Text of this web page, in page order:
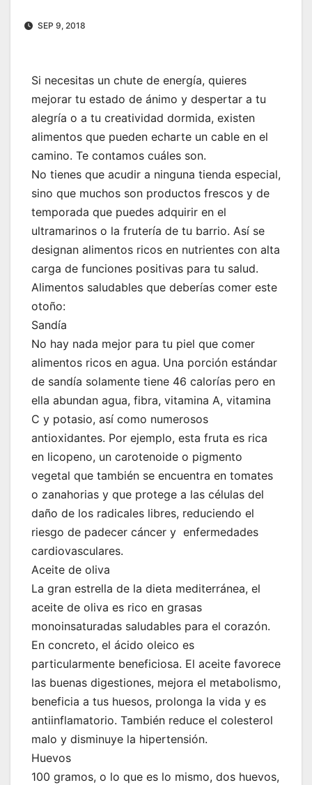
SEP 9, 2018
Si necesitas un chute de energía, quieres
mejorar tu estado de ánimo y despertar a tu
alegría o a tu creatividad dormida, existen
alimentos que pueden echarte un cable en el
camino. Te contamos cuáles son.
No tienes que acudir a ninguna tienda especial,
sino que muchos son productos frescos y de
temporada que puedes adquirir en el
ultramarinos o la frutería de tu barrio. Así se
designan alimentos ricos en nutrientes con alta
carga de funciones positivas para tu salud.
Alimentos saludables que deberías comer este
otoño:
Sandía
No hay nada mejor para tu piel que comer
alimentos ricos en agua. Una porción estándar
de sandía solamente tiene 46 calorías pero en
ella abundan agua, fibra, vitamina A, vitamina
C y potasio, así como numerosos
antioxidantes. Por ejemplo, esta fruta es rica
en licopeno, un carotenoide o pigmento
vegetal que también se encuentra en tomates
o zanahorias y que protege a las células del
daño de los radicales libres, reduciendo el
riesgo de padecer cáncer y enfermedades
cardiovasculares.
Aceite de oliva
La gran estrella de la dieta mediterránea, el
aceite de oliva es rico en grasas
monoinsaturadas saludables para el corazón.
En concreto, el ácido oleico es
particularmente beneficiosa. El aceite favorece
las buenas digestiones, mejora el metabolismo,
beneficia a tus huesos, prolonga la vida y es
antiinflamatorio. También reduce el colesterol
malo y disminuye la hipertensión.
Huevos
100 gramos, o lo que es lo mismo, dos huevos,